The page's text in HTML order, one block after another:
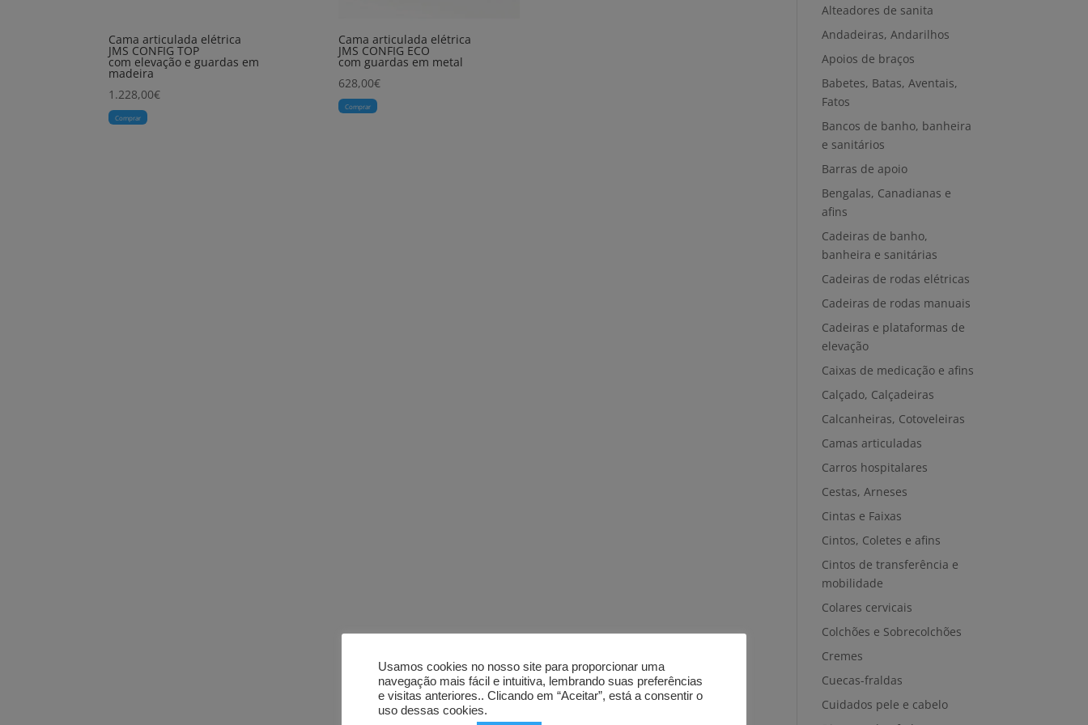
Cama articulada elétrica
JMS CONFIG TOP
com elevação e guardas em
madeira
1.228,00€
Comprar
Cama articulada elétrica
JMS CONFIG ECO
com guardas em metal
628,00€
Comprar
Alteadores de sanita
Andadeiras, Andarilhos
Apoios de braços
Babetes, Batas, Aventais,
Fatos
Bancos de banho, banheira
e sanitários
Barras de apoio
Bengalas, Canadianas e
afins
Cadeiras de banho,
banheira e sanitárias
Cadeiras de rodas elétricas
Cadeiras de rodas manuais
Cadeiras e plataformas de
elevação
Caixas de medicação e afins
Calçado, Calçadeiras
Calcanheiras, Cotoveleiras
Camas articuladas
Carros hospitalares
Cestas, Arneses
Cintas e Faixas
Cintos, Coletes e afins
Cintos de transferência e
mobilidade
Colares cervicais
Colchões e Sobrecolchões
Cremes
Cuecas-fraldas
Cuidados pele e cabelo
Usamos cookies no nosso site para proporcionar uma
navegação mais fácil e intuitiva, lembrando suas preferências
e visitas anteriores.. Clicando em “Aceitar”, está a consentir o
uso dessas cookies.